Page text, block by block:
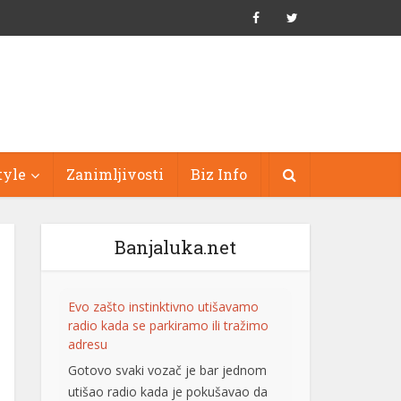
Zanimljivosti Biz Info
Banjaluka.net
Evo zašto instinktivno utišavamo
radio kada se parkiramo ili tražimo
adresu
Gotovo svaki vozač je bar jednom
utišao radio kada je pokušavao da